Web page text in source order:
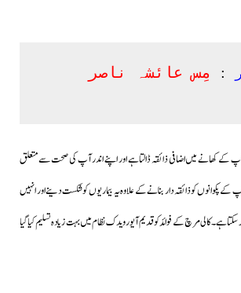
: مِس عائشہ ناصر
کے کھانے میں اضافی ذائقہ ڈالتاہے اور اپنے اندر آپ کی صحت سےمتعلق
پکوانوں کو ذائقہ دار بنانے کے علاوہ یہ بیماریوں کو شکست دینے اور انہیں
ہے۔کالی مرچ کے فوائد کو قدیم آیورویدک نظام میں بہت زیادہ تسلیم کیا گیا